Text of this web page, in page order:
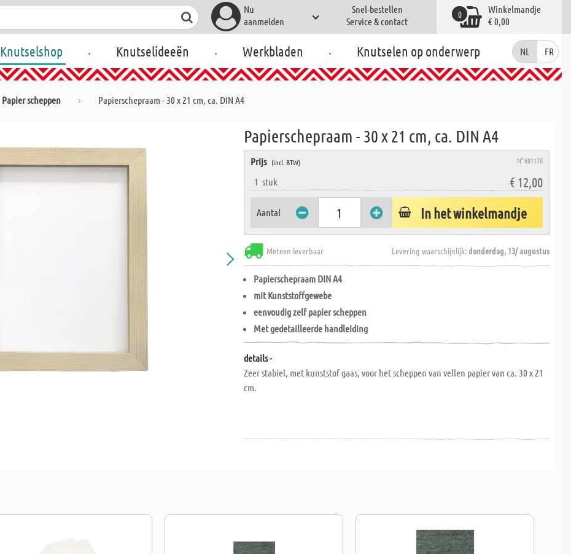
Nu
aanmelden
Snel-bestellen
Service & contact
Winkelmandje
€ 0,00
0
Knutselshop . Knutselideeën . Werkbladen . Knutselen op onderwerp NL FR
Papier scheppen Papierschepraam - 30 x 21 cm, ca. DIN A4
Papierschepraam - 30 x 21 cm, ca. DIN A4
Prijs (incl. BTW) N° 601178
1stuk € 12,00
Aantal In het winkelmandje
Meteen leverbaar Levering waarschijnlijk:donderdag, 13/ augustus
Papierschepraam DIN A4
mit Kunststoffgewebe
eenvoudig zelf papier scheppen
Met gedetailleerde handleiding
details -
Zeer stabiel, met kunststof gaas, voor het scheppen van vellen papier van ca. 30 x 21
cm.